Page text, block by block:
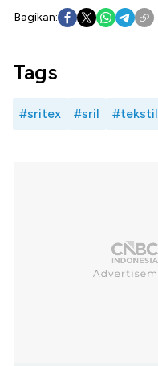
Bagikan:
Tags
#sritex #sril #tekstil